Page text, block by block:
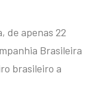
de apenas 22
Brasileira
brasileiro a